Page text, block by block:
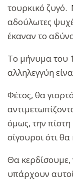
τουρκικό ζυγό.
αδούλωτες
έκαναν το
Το μήνυμα του
αλληλεγγύη
Φέτος, θα
όμως, την πίστη
σίγουροι ότι
Θα κερδίσουμε,
υπάρχουν